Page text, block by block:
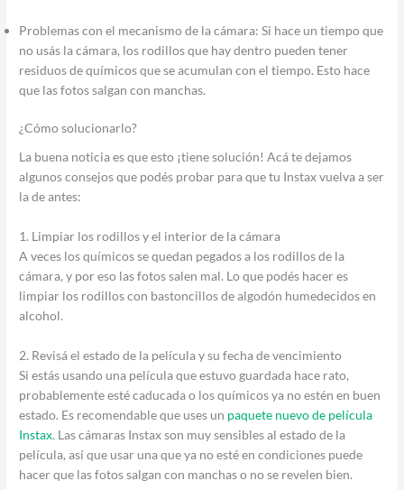
Problemas con el mecanismo de la cámara: Si hace un tiempo que
no usás la cámara, los rodillos que hay dentro pueden tener
residuos de químicos que se acumulan con el tiempo. Esto hace
que las fotos salgan con manchas.
¿Cómo solucionarlo?
La buena noticia es que esto ¡tiene solución! Acá te dejamos
algunos consejos que podés probar para que tu Instax vuelva a ser
la de antes:
1. Limpiar los rodillos y el interior de la cámara
A veces los químicos se quedan pegados a los rodillos de la
cámara, y por eso las fotos salen mal. Lo que podés hacer es
limpiar los rodillos con bastoncillos de algodón humedecidos en
alcohol.
2. Revisá el estado de la película y su fecha de vencimiento
Si estás usando una película que estuvo guardada hace rato,
probablemente esté caducada o los químicos ya no estén en buen
estado. Es recomendable que uses un paquete nuevo de película
Instax. Las cámaras Instax son muy sensibles al estado de la
película, así que usar una que ya no esté en condiciones puede
hacer que las fotos salgan con manchas o no se revelen bien.